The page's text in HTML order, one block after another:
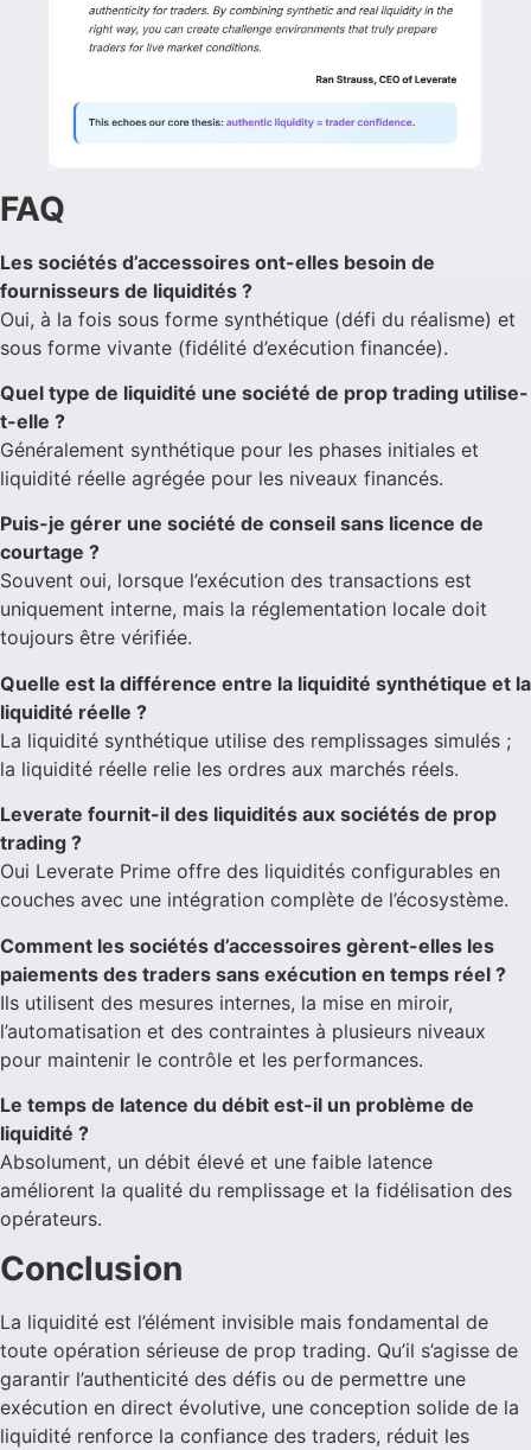
FAQ
Les sociétés d’accessoires ont-elles besoin de
fournisseurs de liquidités ?
Oui, à la fois sous forme synthétique (défi du réalisme) et
sous forme vivante (fidélité d’exécution financée).
Quel type de liquidité une société de prop trading utilise-
t-elle ?
Généralement synthétique pour les phases initiales et
liquidité réelle agrégée pour les niveaux financés.
Puis-je gérer une société de conseil sans licence de
courtage ?
Souvent oui, lorsque l’exécution des transactions est
uniquement interne, mais la réglementation locale doit
toujours être vérifiée.
Quelle est la différence entre la liquidité synthétique et la
liquidité réelle ?
La liquidité synthétique utilise des remplissages simulés ;
la liquidité réelle relie les ordres aux marchés réels.
Leverate fournit-il des liquidités aux sociétés de prop
trading ?
Oui Leverate Prime offre des liquidités configurables en
couches avec une intégration complète de l’écosystème.
Comment les sociétés d’accessoires gèrent-elles les
paiements des traders sans exécution en temps réel ?
Ils utilisent des mesures internes, la mise en miroir,
l’automatisation et des contraintes à plusieurs niveaux
pour maintenir le contrôle et les performances.
Le temps de latence du débit est-il un problème de
liquidité ?
Absolument, un débit élevé et une faible latence
améliorent la qualité du remplissage et la fidélisation des
opérateurs.
Conclusion
La liquidité est l’élément invisible mais fondamental de
toute opération sérieuse de prop trading. Qu’il s’agisse de
garantir l’authenticité des défis ou de permettre une
exécution en direct évolutive, une conception solide de la
liquidité renforce la confiance des traders, réduit les